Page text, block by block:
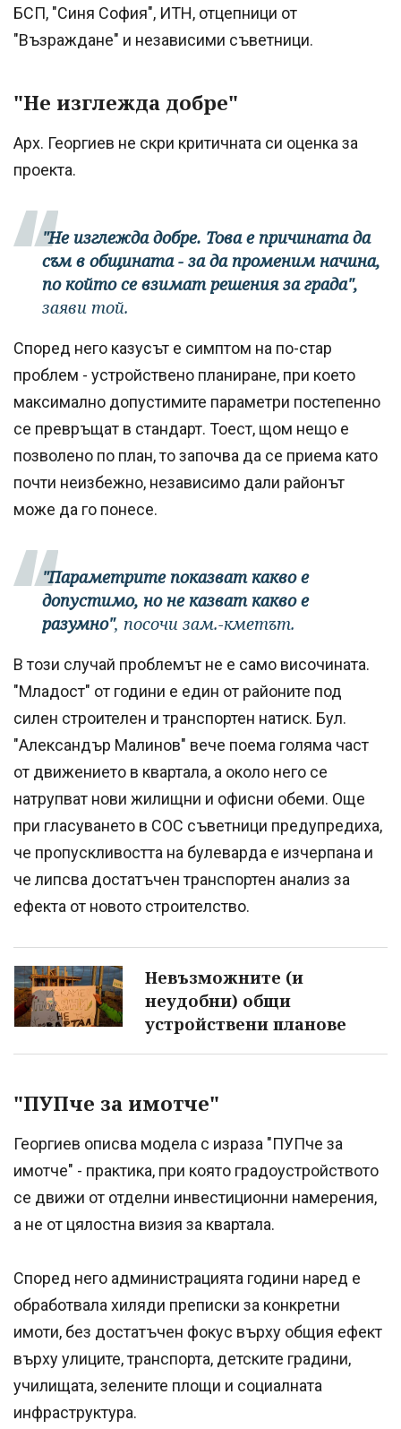
БСП, "Синя София", ИТН, отцепници от
"Възраждане" и независими съветници.
"Не изглежда добре"
Арх. Георгиев не скри критичната си оценка за
проекта.
"Не изглежда добре. Това е причината да
съм в общината - за да променим начина,
по който се взимат решения за града",
заяви той.
Според него казусът е симптом на по-стар
проблем - устройствено планиране, при което
максимално допустимите параметри постепенно
се превръщат в стандарт. Тоест, щом нещо е
позволено по план, то започва да се приема като
почти неизбежно, независимо дали районът
може да го понесе.
"Параметрите показват какво е
допустимо, но не казват какво е
разумно", посочи зам.-кметът.
В този случай проблемът не е само височината.
"Младост" от години е един от районите под
силен строителен и транспортен натиск. Бул.
"Александър Малинов" вече поема голяма част
от движението в квартала, а около него се
натрупват нови жилищни и офисни обеми. Още
при гласуването в СОС съветници предупредиха,
че пропускливостта на булеварда е изчерпана и
че липсва достатъчен транспортен анализ за
ефекта от новото строителство.
Невъзможните (и
неудобни) общи
устройствени планове
"ПУПче за имотче"
Георгиев описва модела с израза "ПУПче за
имотче" - практика, при която градоустройството
се движи от отделни инвестиционни намерения,
а не от цялостна визия за квартала.
Според него администрацията години наред е
обработвала хиляди преписки за конкретни
имоти, без достатъчен фокус върху общия ефект
върху улиците, транспорта, детските градини,
училищата, зелените площи и социалната
инфраструктура.